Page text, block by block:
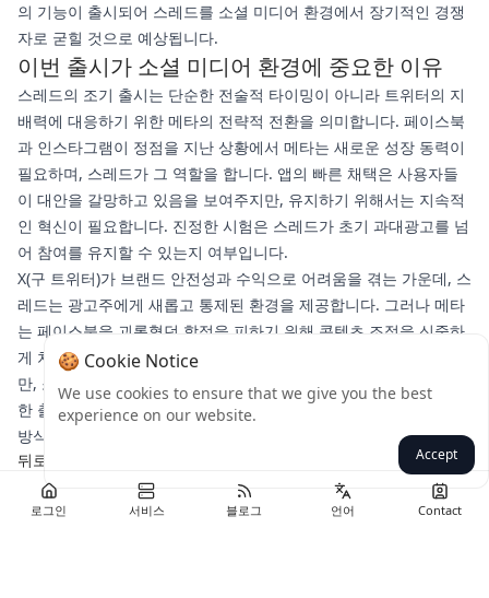
로그인 서비스 블로그 언어 Contact
의 기능이 출시되어 스레드를 소셜 미디어 환경에서 장기적인 경쟁
자로 굳힐 것으로 예상됩니다.
이번 출시가 소셜 미디어 환경에 중요한 이유
스레드의 조기 출시는 단순한 전술적 타이밍이 아니라 트위터의 지
배력에 대응하기 위한 메타의 전략적 전환을 의미합니다. 페이스북
과 인스타그램이 정점을 지난 상황에서 메타는 새로운 성장 동력이
필요하며, 스레드가 그 역할을 합니다. 앱의 빠른 채택은 사용자들
이 대안을 갈망하고 있음을 보여주지만, 유지하기 위해서는 지속적
인 혁신이 필요합니다. 진정한 시험은 스레드가 초기 과대광고를 넘
어 참여를 유지할 수 있는지 여부입니다.
X(구 트위터)가 브랜드 안전성과 수익으로 어려움을 겪는 가운데, 스
레드는 광고주에게 새롭고 통제된 환경을 제공합니다. 그러나 메타
는 페이스북을 괴롭혔던 함정을 피하기 위해 콘텐츠 조정을 신중하
게 처리해야 합니다. 조기 출시는 스레드에 중요한 추진력을 주었지
만, 소셜 미디어 패권을 위한 싸움은 아직 끝나지 않았습니다. 강력
한 출발과 유망한 로드맵을 바탕으로 스레드는 텍스트를 통한 연결
방식을 재편할 준비가 되어 있습니다.
뒤로
🍪 Cookie Notice
We use cookies to ensure that we give you the best
experience on our website.
Accept